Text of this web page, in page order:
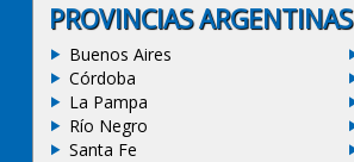
PROVINCIAS ARGENTINAS
Buenos Aires
Córdoba
La Pampa
Río Negro
Santa Fe